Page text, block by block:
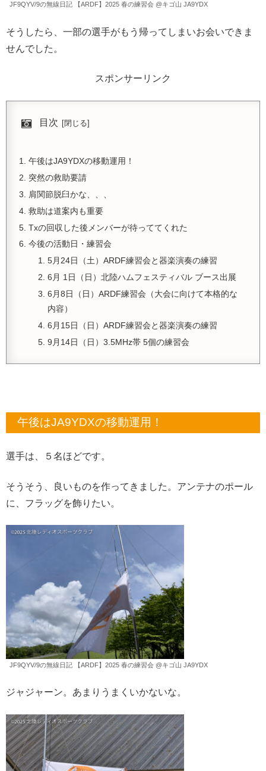
JF9QYV/9の無線日記 【ARDF】2025 春の練習会 @キゴ山 JA9YDX
そうしたら、一部の選手がもう帰ってしまいお会いできま
せんでした。
スポンサーリンク
目次
午後はJA9YDXの移動運用！
突然の救助要請
肩関節脱臼かな、、、
救助は道案内も重要
Txの回収した後メンバーが待っててくれた
今後の活動日・練習会
5月24日（土）ARDF練習会と器楽演奏の練習
6月 1日（日）北陸ハムフェスティバル ブース出展
6月8日（日）ARDF練習会（大会に向けて本格的な
内容）
6月15日（日）ARDF練習会と器楽演奏の練習
9月14日（日）3.5MHz帯 5個の練習会
午後はJA9YDXの移動運用！
選手は、５名ほどです。
そうそう、良いものを作ってきました。アンテナのポール
に、フラッグを飾りたい。
JF9QYV/9の無線日記 【ARDF】2025 春の練習会 @キゴ山 JA9YDX
ジャジャーン。あまりうまくいかないな。